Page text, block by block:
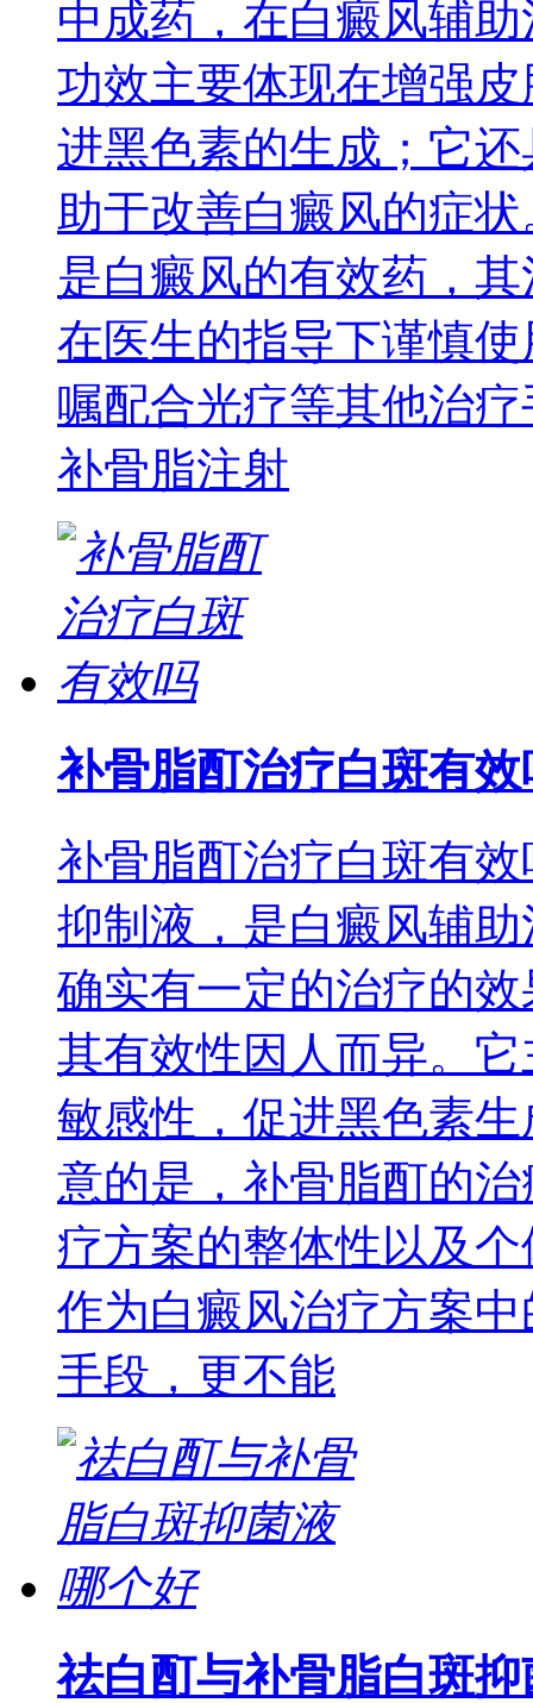
中成药，在白癜风辅
功效主要体现在增强
进黑色素的生成；它
助于改善白癜风的症
是白癜风的有效药，
在医生的指导下谨慎
嘱配合光疗等其他治
补骨脂注射
补骨脂酊治疗白斑有效
补骨脂酊治疗白斑有
抑制液，是白癜风辅
确实有一定的治疗的
其有效性因人而异。
敏感性，促进黑色素
意的是，补骨脂酊的
疗方案的整体性以及
作为白癜风治疗方案
手段，更不能
祛白酊与补骨脂白斑